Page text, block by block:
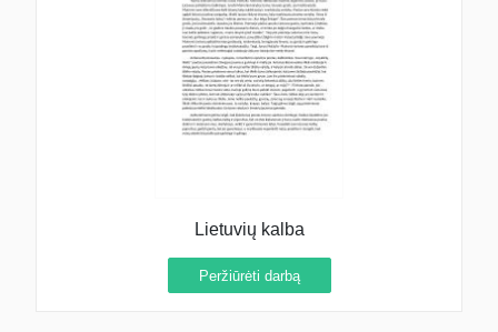
Lietuvių kalba
Peržiūrėti darbą